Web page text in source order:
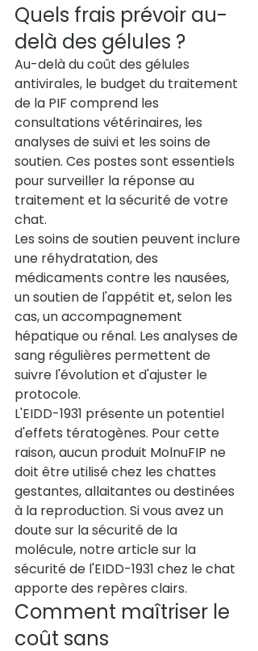
Quels frais prévoir au-
delà des gélules ?
Au-delà du coût des gélules
antivirales, le budget du traitement
de la PIF comprend les
consultations vétérinaires, les
analyses de suivi et les soins de
soutien. Ces postes sont essentiels
pour surveiller la réponse au
traitement et la sécurité de votre
chat.
Les soins de soutien peuvent inclure
une réhydratation, des
médicaments contre les nausées,
un soutien de l'appétit et, selon les
cas, un accompagnement
hépatique ou rénal. Les analyses de
sang régulières permettent de
suivre l'évolution et d'ajuster le
protocole.
L'EIDD-1931 présente un potentiel
d'effets tératogènes. Pour cette
raison, aucun produit MolnuFIP ne
doit être utilisé chez les chattes
gestantes, allaitantes ou destinées
à la reproduction. Si vous avez un
doute sur la sécurité de la
molécule, notre article sur la
sécurité de l'EIDD-1931 chez le chat
apporte des repères clairs.
Comment maîtriser le
coût sans